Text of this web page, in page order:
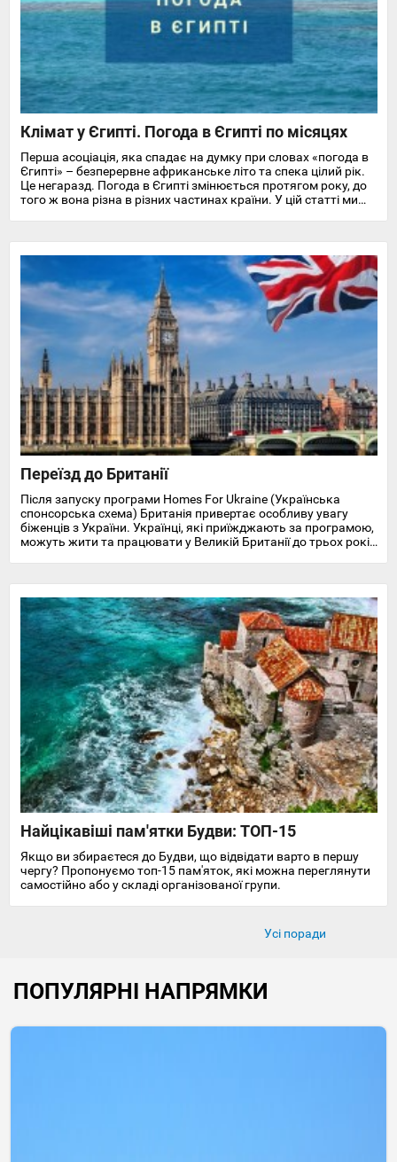
Клімат у Єгипті. Погода в Єгипті по місяцях
Перша асоціація, яка спадає на думку при словах «погода в
Єгипті» – безперервне африканське літо та спека цілий рік.
Це негаразд. Погода в Єгипті змінюється протягом року, до
того ж вона різна в різних частинах країни. У цій статті ми
Червоного моря.
Переїзд до Британії
Після запуску програми Homes For Ukraine (Українська
спонсорська схема) Британія привертає особливу увагу
біженців з України. Українці, які приїжджають за програмою,
можуть жити та працювати у Великій Британії до трьох років
Найцікавіші пам'ятки Будви: ТОП-15
Якщо ви збираєтеся до Будви, що відвідати варто в першу
чергу? Пропонуємо топ-15 пам'яток, які можна переглянути
самостійно або у складі організованої групи.
Усі поради
ПОПУЛЯРНІ НАПРЯМКИ